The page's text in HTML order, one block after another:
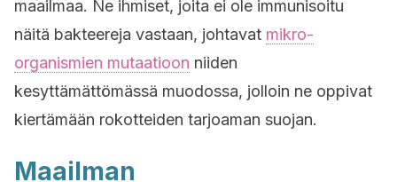
maailmaa. Ne ihmiset, joita ei ole immunisoitu
näitä bakteereja vastaan, johtavat mikro-
organismien mutaatioon niiden
kesyttämättömässä muodossa, jolloin ne oppivat
kiertämään rokotteiden tarjoaman suojan.
Maailman